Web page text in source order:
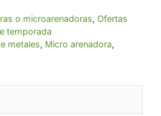
o microarenadoras, Ofertas
temporada
metales, Micro arenadora,